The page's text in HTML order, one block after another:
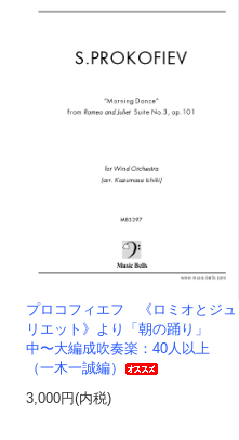
プロコフィエフ 《ロミオとジュ
リエット》より「朝の踊り」
中〜大編成吹奏楽：40人以上
（一木一誠編）
3,000円(内税)